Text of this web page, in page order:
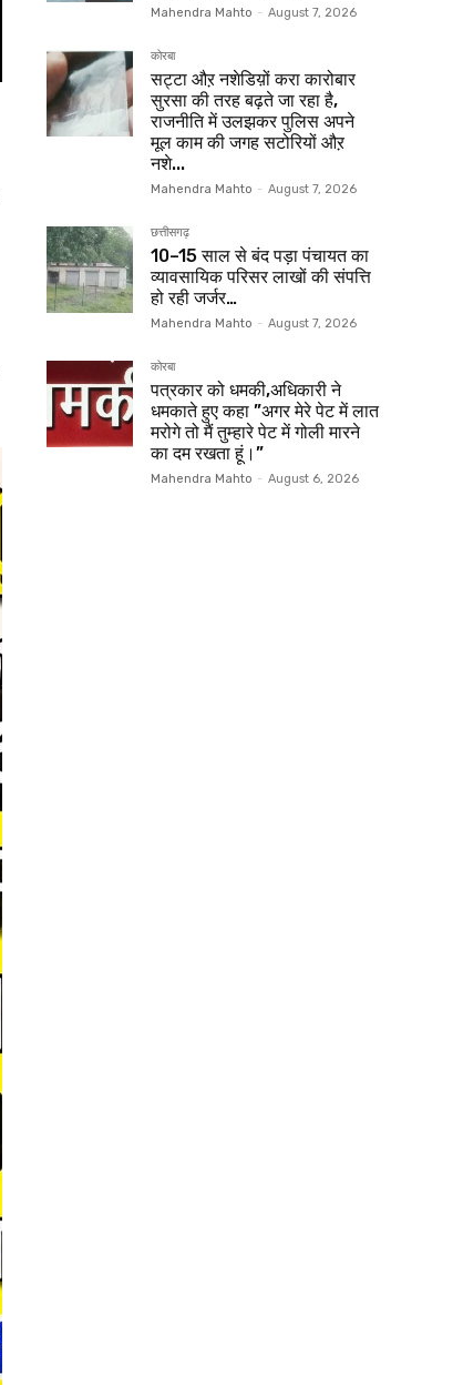
Mahendra Mahto - August 7, 2026
कोरबा
सट्टा औऱ नशेडिय़ों करा कारोबार
सुरसा की तरह बढ़ते जा रहा है,
राजनीति में उलझकर पुलिस अपने
मूल काम की जगह सटोरियों औऱ
नशे...
Mahendra Mahto - August 7, 2026
छत्तीसगढ़
10–15 साल से बंद पड़ा पंचायत का
व्यावसायिक परिसर लाखों की संपत्ति
हो रही जर्जर…
Mahendra Mahto - August 7, 2026
कोरबा
पत्रकार को धमकी,अधिकारी ने
धमकाते हुए कहा ”अगर मेरे पेट में लात
मरोगे तो मैं तुम्हारे पेट में गोली मारने
का दम रखता हूं।”
Mahendra Mahto - August 6, 2026